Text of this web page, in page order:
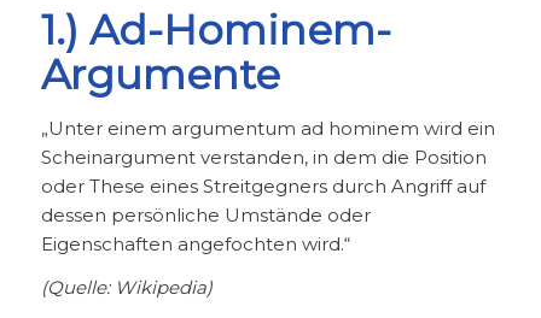
1.) Ad-Hominem-
Argumente
„Unter einem argumentum ad hominem wird ein
Scheinargument verstanden, in dem die Position
oder These eines Streitgegners durch Angriff auf
dessen persönliche Umstände oder
Eigenschaften angefochten wird.“
(Quelle: Wikipedia)